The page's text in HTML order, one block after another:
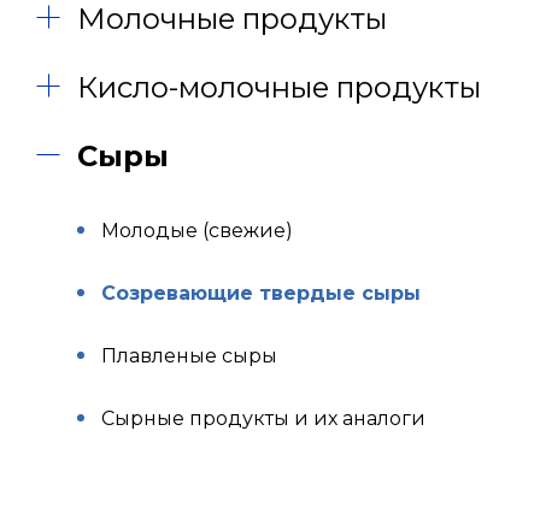
Молочные продукты
Кисло-молочные продукты
Сыры
Молодые (свежие)
Созревающие твердые сыры
Плавленые сыры
Сырные продукты и их аналоги